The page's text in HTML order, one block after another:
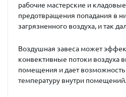
рабочие мастерские и
предотвращения попадания в
загрязненного воздуха, и так
Воздушная завеса может
конвективные потоки воздуха
помещения и дает
температуру внутри помещений.